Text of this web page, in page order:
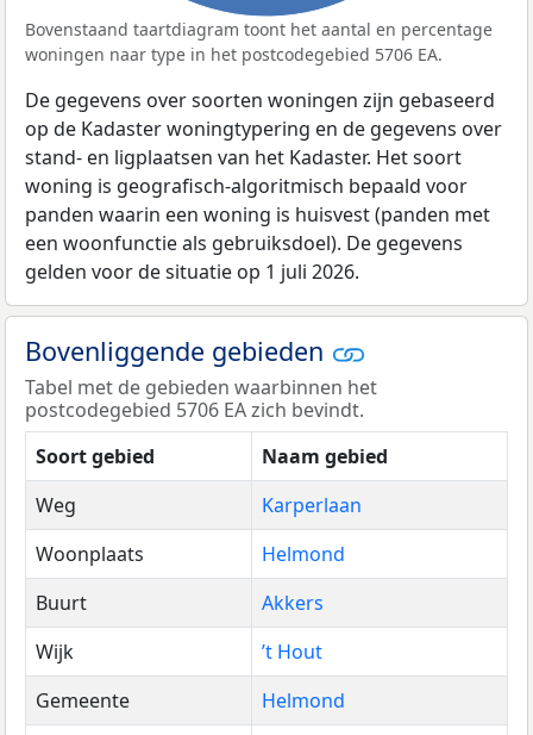
Bovenstaand taartdiagram toont het aantal en percentage
woningen naar type in het postcodegebied 5706 EA.
De gegevens over soorten woningen zijn gebaseerd
op de Kadaster woningtypering en de gegevens over
stand- en ligplaatsen van het Kadaster. Het soort
woning is geografisch-algoritmisch bepaald voor
panden waarin een woning is huisvest (panden met
een woonfunctie als gebruiksdoel). De gegevens
gelden voor de situatie op 1 juli 2026.
Bovenliggende gebieden
Tabel met de gebieden waarbinnen het
postcodegebied 5706 EA zich bevindt.
Soort gebied
Naam gebied
Weg
Karperlaan
Woonplaats
Helmond
Buurt
Akkers
Wijk
’t Hout
Gemeente
Helmond